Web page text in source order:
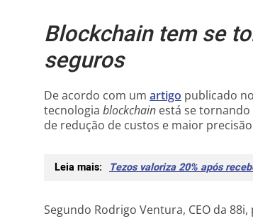
Blockchain tem se
seguros
De acordo com um artigo publicado
tecnologia blockchain está se
de redução de custos e maior
Leia mais: Tezos valoriza 20% após
Segundo Rodrigo Ventura, CEO da